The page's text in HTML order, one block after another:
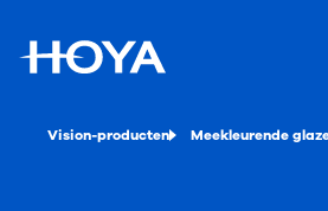
Vision-producten Meekleurende